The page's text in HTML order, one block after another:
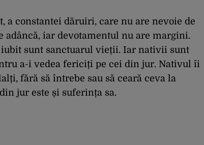
a constantei dăruiri, care nu are nevoie de
adâncă, iar devotamentul nu are margini.
sunt sanctuarul vieții. Iar nativii sunt
a-i vedea fericiți pe cei din jur. Nativul îi
fără să întrebe sau să ceară ceva la
jur este și suferința sa.